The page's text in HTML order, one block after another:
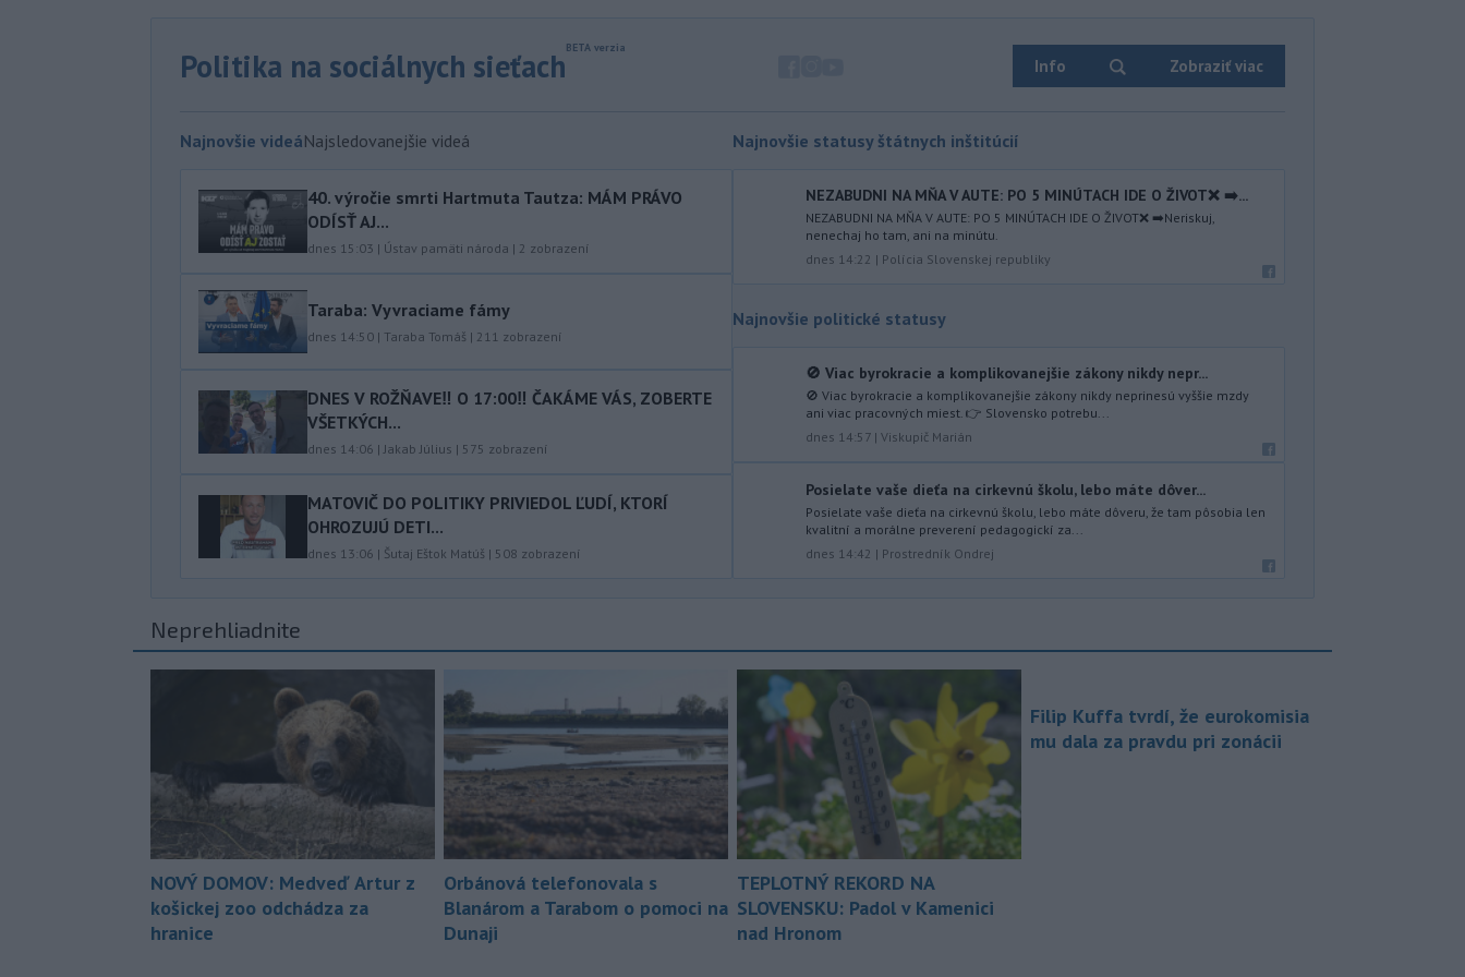
kontrolu nad všetkým rybolovom.
funkcii hodnotí pôsobenie
prezidenta Karola Nawrockého
streduvystríhal pred možnými
novozvoleného prezidenta Abelarda
de la Espriellu.
Aj štvrtok bude na Slovensku
Slovensku a niektoré okresy v
strede a na východe krajiny vydal
Slovenský hydrometeorologický ústav
(SHMÚ) výstrahy tretieho stupňa pred
únie (EÚ) denne užívalo tabak a s ním
súvisiace výrobky.
06:47
Vedenie Medzinárodnej
futbalovej federácie (FIFA) sa
ospravedlnilo v
súvislosti s
kontroverzným plánom predať
podiely na budúcich ziskoch z
majstrovstiev sveta súkromným
investorom. Na stretnutí v Rabate
členovia FIFA plne podporili
prezidenta Gianniho Infantina.
Politika na sociálnych sieťach Info Zobraziť viac
Najnovšie videáNajsledovanejšie videá
40.⁠ ⁠výročie smrti Hartmuta Tautza: MÁM PRÁVO
ODÍSŤ AJ...
dnes 15:03 | Ústav pamäti národa | 2 zobrazení
Taraba: Vyvraciame fámy
dnes 14:50 | Taraba Tomáš | 211 zobrazení
DNES V ROŽŇAVE‼️ O 17:00‼️ ČAKÁME VÁS, ZOBERTE
VŠETKÝCH...
dnes 14:06 | Jakab Július | 575 zobrazení
MATOVIČ DO POLITIKY PRIVIEDOL ĽUDÍ, KTORÍ
OHROZUJÚ DETI...
dnes 13:06 | Šutaj Eštok Matúš | 508 zobrazení
Najnovšie statusy štátnych inštitúcií
NEZABUDNI NA MŇA V AUTE: PO 5 MINÚTACH IDE O ŽIVOT❌ ➡️...
NEZABUDNI NA MŇA V AUTE: PO 5 MINÚTACH IDE O ŽIVOT❌ ➡️Neriskuj,
nenechaj ho tam, ani na minútu.
dnes 14:22 | Polícia Slovenskej republiky
Najnovšie politické statusy
🚫 Viac byrokracie a komplikovanejšie zákony nikdy nepr...
🚫 Viac byrokracie a komplikovanejšie zákony nikdy neprinesú vyššie mzdy
ani viac pracovných miest. 👉 Slovensko potrebu...
dnes 14:57 | Viskupič Marián
Posielate vaše dieťa na cirkevnú školu, lebo máte dôver...
Posielate vaše dieťa na cirkevnú školu, lebo máte dôveru, že tam pôsobia len
kvalitní a morálne preverení pedagogickí za...
dnes 14:42 | Prostredník Ondrej
Neprehliadnite
NOVÝ DOMOV: Medveď Artur z
košickej zoo odchádza za
hranice
Orbánová telefonovala s
Blanárom a Tarabom o pomoci na
Dunaji
TEPLOTNÝ REKORD NA
SLOVENSKU: Padol v Kamenici
nad Hronom
Filip Kuffa tvrdí, že eurokomisia
mu dala za pravdu pri zonácii